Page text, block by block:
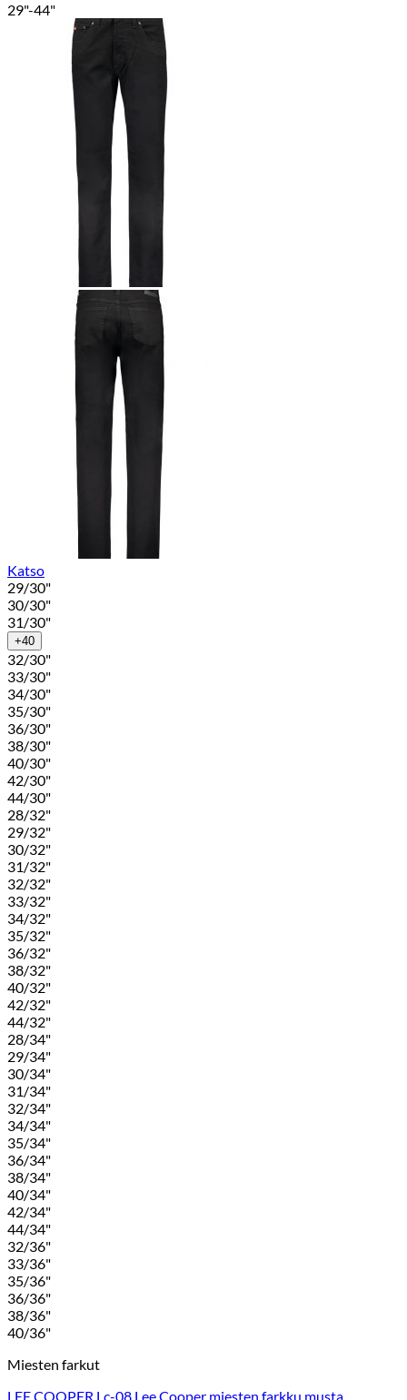
29"-44"
Katso
29/30"
30/30"
31/30"
+40
32/30"
33/30"
34/30"
35/30"
36/30"
38/30"
40/30"
42/30"
44/30"
28/32"
29/32"
30/32"
31/32"
32/32"
33/32"
34/32"
35/32"
36/32"
38/32"
40/32"
42/32"
44/32"
28/34"
29/34"
30/34"
31/34"
32/34"
34/34"
35/34"
36/34"
38/34"
40/34"
42/34"
44/34"
32/36"
33/36"
35/36"
36/36"
38/36"
40/36"
Miesten farkut
LEE COOPER Lc-08 Lee Cooper miesten farkku musta